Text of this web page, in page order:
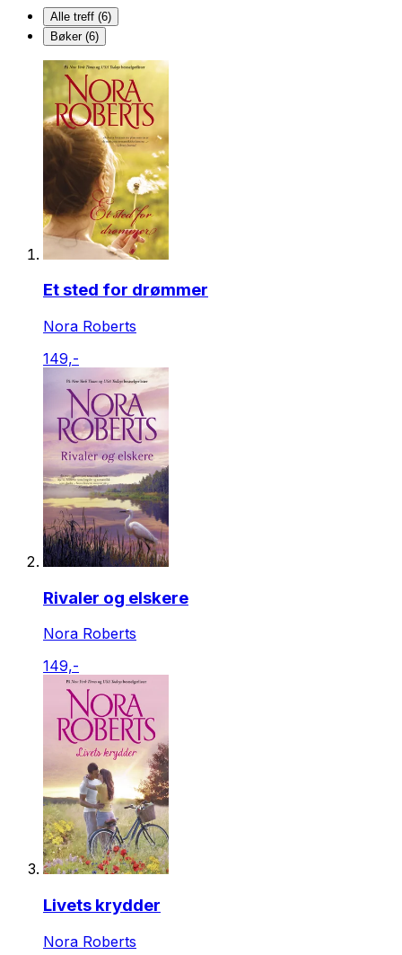
Alle treff (6)
Bøker (6)
Et sted for drømmer
Nora Roberts
149,-
Rivaler og elskere
Nora Roberts
149,-
Livets krydder
Nora Roberts